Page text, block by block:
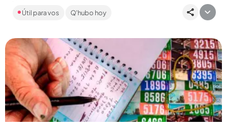
¿Le puso platica a sus números de siempre? Consulte cuáles
fueron los elegidos, pues podrían ser los suyos....
Útil para vos Q'hubo hoy
Compartir Noticia